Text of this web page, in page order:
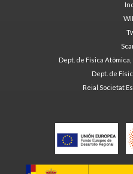
Dept. de Física
Dept. de
Reial Societat